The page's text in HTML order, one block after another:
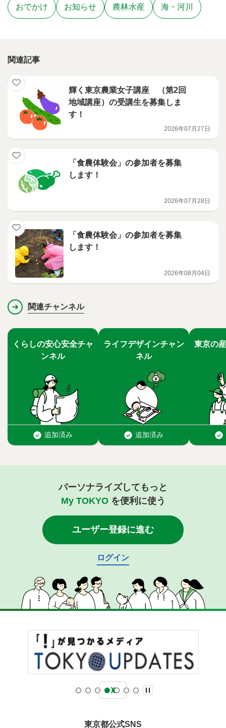
おでかけ お知らせ 農林水産 海・河川
関連記事
輝く東京農業女子講座 （第2回
地域講座）の受講生を募集しま
す！
2026年07月27日
「食農体験会」の参加者を募集
します！
2026年07月28日
「食農体験会」の参加者を募集
します！
2026年08月04日
関連チャンネル
パーソナライズしてもっと
My TOKYOを便利に使う
ユーザー登録に進む
ログイン
東京都公式SNS